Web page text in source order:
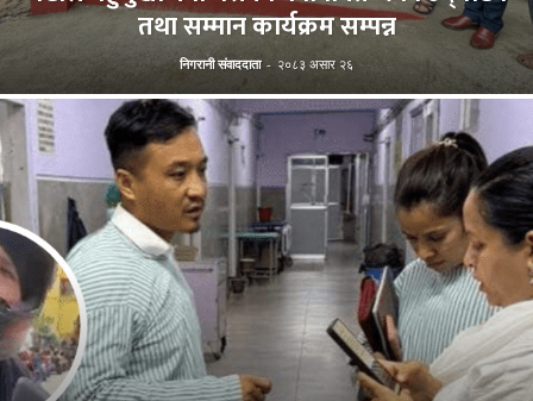
तथा सम्मान कार्यक्रम सम्पन्न
निगरानी संवाददाता - २०८३ असार २६